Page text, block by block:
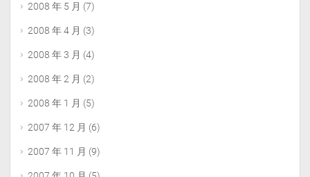
2008 年 5 月 (7)
2008 年 4 月 (3)
2008 年 3 月 (4)
2008 年 2 月 (2)
2008 年 1 月 (5)
2007 年 12 月 (6)
2007 年 11 月 (9)